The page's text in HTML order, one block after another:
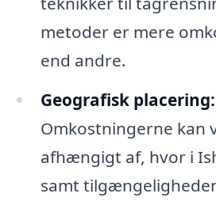
metoder er mere
end andre.
Geografisk placering:
Omkostningerne kan
afhængigt af, hvor i
samt